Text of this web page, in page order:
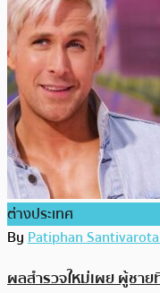
ต่างประเทศ
ByPatiphan
ผลสำรวจใหม่เผย ผู้ชา